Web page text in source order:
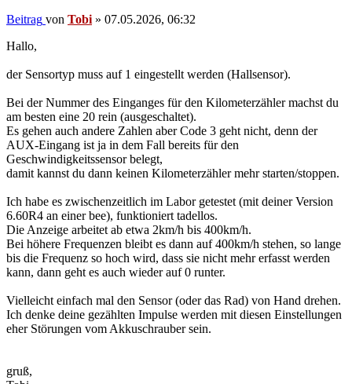
Beitrag von Tobi » 07.05.2026, 06:32
Hallo,
der Sensortyp muss auf 1 eingestellt werden (Hallsensor).
Bei der Nummer des Einganges für den Kilometerzähler machst du
am besten eine 20 rein (ausgeschaltet).
Es gehen auch andere Zahlen aber Code 3 geht nicht, denn der
AUX-Eingang ist ja in dem Fall bereits für den
Geschwindigkeitssensor belegt,
damit kannst du dann keinen Kilometerzähler mehr starten/stoppen.
Ich habe es zwischenzeitlich im Labor getestet (mit deiner Version
6.60R4 an einer bee), funktioniert tadellos.
Die Anzeige arbeitet ab etwa 2km/h bis 400km/h.
Bei höhere Frequenzen bleibt es dann auf 400km/h stehen, so lange
bis die Frequenz so hoch wird, dass sie nicht mehr erfasst werden
kann, dann geht es auch wieder auf 0 runter.
Vielleicht einfach mal den Sensor (oder das Rad) von Hand drehen.
Ich denke deine gezählten Impulse werden mit diesen Einstellungen
eher Störungen vom Akkuschrauber sein.
gruß,